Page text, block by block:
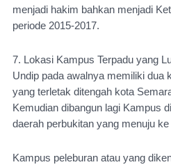
menjadi hakim bahkan menjadi
periode 2015-2017.
7. Lokasi Kampus Terpadu yang
Undip pada awalnya memiliki dua
yang terletak ditengah kota
Kemudian dibangun lagi Kampus
daerah perbukitan yang menuju
Kampus peleburan atau yang